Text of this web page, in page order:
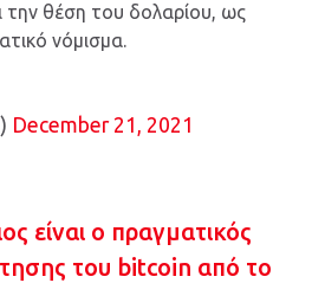
την θέση του δολαρίου, ως
νόμισμα.
December 21, 2021
είναι ο πραγματικός
του bitcoin από το